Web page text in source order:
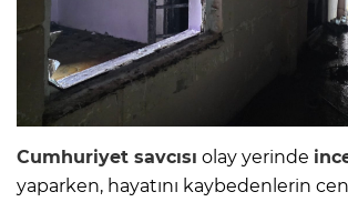
Cumhuriyet savcısı olay yerinde
yaparken, hayatını kaybedenlerin